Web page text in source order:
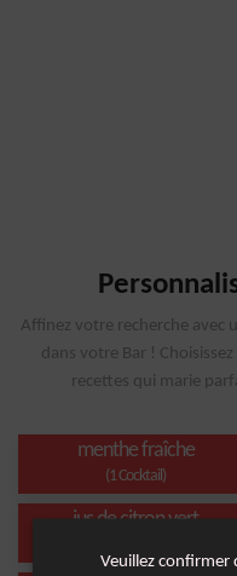
Affinez votre recherche avec
dans votre Bar !
recettes qui marie
menthe fraîche
(1 Cocktail)
jus de citron vert
Veuillez confirmer